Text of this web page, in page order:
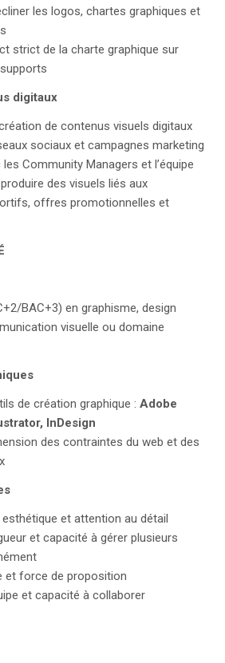
les logos, chartes graphiques et
strict de la charte graphique sur
digitaux
de contenus visuels digitaux
sociaux et campagnes marketing
Community Managers et l’équipe
des visuels liés aux
offres promotionnelles et
BAC+3) en graphisme, design
visuelle ou domaine
de création graphique : Adobe
InDesign
des contraintes du web et des
et attention au détail
et capacité à gérer plusieurs
et force de proposition
et capacité à collaborer